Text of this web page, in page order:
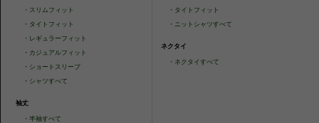
・ スリムフィット
・ タイトフィット
・ レギュラーフィット
・ カジュアルフィット
・ ショートスリーブ
・ シャツすべて
袖丈
・半袖すべて
・ タイトフィット
・ ニットシャツすべて
ネクタイ
・ ネクタイすべて